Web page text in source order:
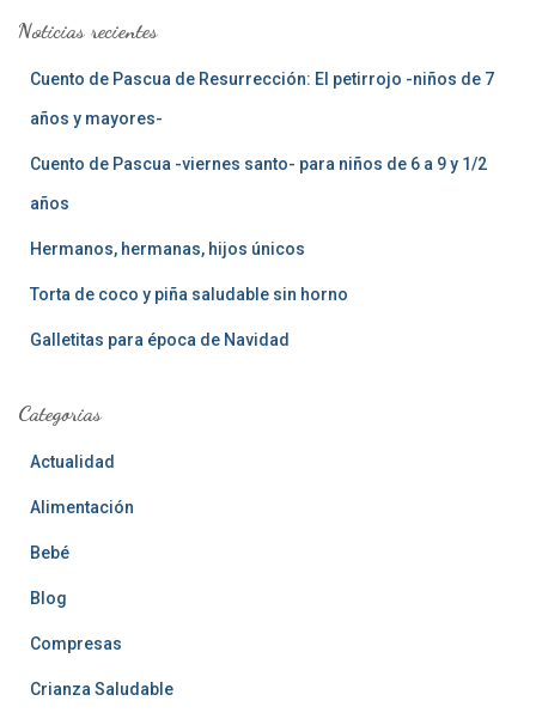
rNoticias recientes
Cuento de Pascua de Resurrección: El petirrojo -niños de 7
años y mayores-
Cuento de Pascua -viernes santo- para niños de 6 a 9 y 1/2
años
Hermanos, hermanas, hijos únicos
Torta de coco y piña saludable sin horno
Galletitas para época de Navidad
Categorias
Actualidad
Alimentación
Bebé
Blog
Compresas
Crianza Saludable